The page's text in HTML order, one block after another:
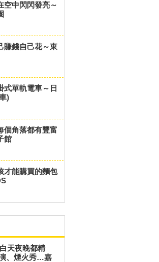
空中閃閃發亮～
賺錢自己花～東
式單軌電車～日
)
個角落都有豐富
館
才能購買的麵包
天夜晚都精
、煙火秀…嘉